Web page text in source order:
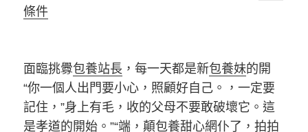
條件
面臨挑釁包養站長 ，每一天都是新包養妹的開
“你一個人出門要小心，照顧好自己。，一定要
記住，”身上有毛，收的父母不要敢破壞它。這
是孝道的開始。”“端，顛包養甜心網仆了，拍拍